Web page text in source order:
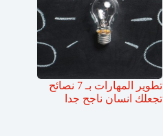
تطوير المهارات بـ 7 نصائح
تجعلك انسان ناجح جدا